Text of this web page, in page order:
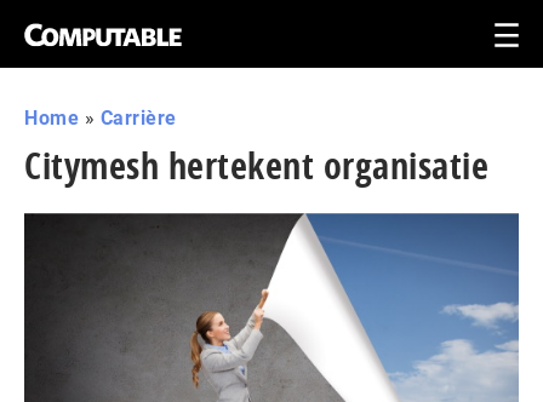
Home » Carrière
Citymesh hertekent organisatie